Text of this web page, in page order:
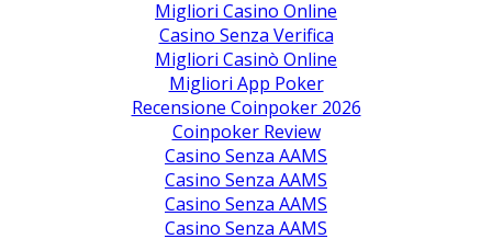
Migliori Casino Online
Casino Senza Verifica
Migliori Casinò Online
Migliori App Poker
Recensione Coinpoker 2026
Coinpoker Review
Casino Senza AAMS
Casino Senza AAMS
Casino Senza AAMS
Casino Senza AAMS